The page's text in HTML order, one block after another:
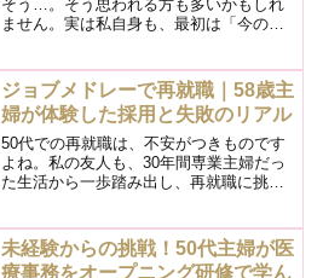
そう…。そう思われる方も多いかもしれ
ません。実は私自身も、最初は「今の仕
た。40代までは辞めたいと思ったら、ま
ずは求職活動をして次...
ジョブメドレーで再就職｜58歳主
婦が体験した採用と失敗のリアル
50代での再就職は、不安がつきものです
よね。私の友人も、30年間専業主婦だっ
た生活から一歩踏み出し、再就職に挑戦
点をお伝えします。50代主婦の再就職に
不安を感じている...
未経験からの挑戦！50代主婦が医
療事務をオープニング研修で学ん